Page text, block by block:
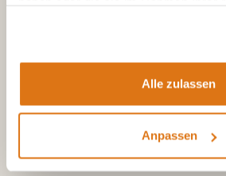
Alle zulassen
Anpassen
E-Mail
info@dasgesundetier.de
Kontaktformular / Produktberatung
Antworten auf häufige Fragen